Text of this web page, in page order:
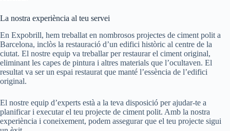
La nostra experiència al teu servei
En Expobrill, hem treballat en nombrosos projectes de ciment polit a
Barcelona, inclòs la restauració d’un edifici històric al centre de la
ciutat. El nostre equip va treballar per restaurar el ciment original,
eliminant les capes de pintura i altres materials que l’ocultaven. El
resultat va ser un espai restaurat que manté l’essència de l’edifici
original.
El nostre equip d’experts està a la teva disposició per ajudar-te a
planificar i executar el teu projecte de ciment polit. Amb la nostra
experiència i coneixement, podem assegurar que el teu projecte sigui